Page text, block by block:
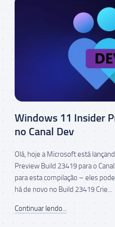
Windows 11 Insider
no Canal Dev
Olá, hoje a Microsoft está
Preview Build 23419 para o
para esta compilação – eles
há de novo no Build 23419 Crie...
Continuar lendo...